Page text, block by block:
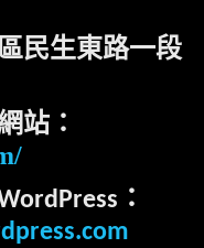
民生東路一段
站：
：